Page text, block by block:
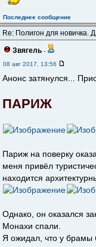
Последнее сообщение
Re: Полигон для новичка.
Звягель -
08 авг 2017, 13:56
Анонс затянулся...
ПАРИЖ
Париж на поверку
меня привёл
находится
Однако, он оказался
Монахи спали.
Я ожидал, что у брамы